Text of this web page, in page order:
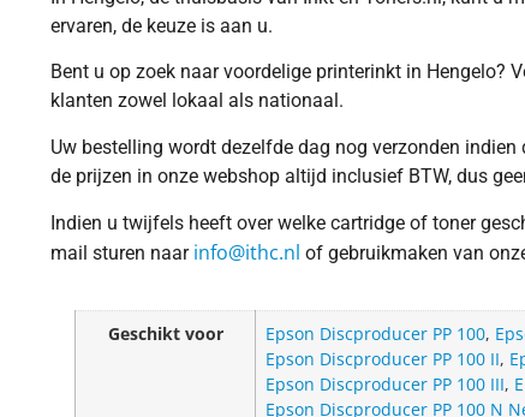
ervaren, de keuze is aan u.
Bent u op zoek naar voordelige printerinkt in Hengelo?
klanten zowel lokaal als nationaal.
Uw bestelling wordt dezelfde dag nog verzonden
de prijzen in onze webshop altijd inclusief BTW, dus
Indien u twijfels heeft over welke cartridge of toner
mail sturen naar info@ithc.nl of gebruikmaken van
Geschikt voor Epson Discproducer PP 100,
Epson Discproducer PP 100 II,
Epson Discproducer PP 100 III,
Epson Discproducer PP 100 N